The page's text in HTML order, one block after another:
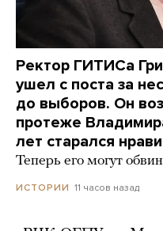
Ректор ГИТИСа
ушел с поста за
до выборов. Он
протеже
лет старался
Теперь его могут
ИСТОРИИ 11 часов назад